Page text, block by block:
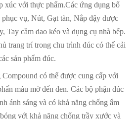
xúc với thực phẩm.Các ứng dụng bổ
vụ, Nút, Gạt tàn, Nắp đậy dược
Tay cầm dao kéo và dụng cụ nhà bếp.
trang trí trong chu trình đúc có thể cải
sản phẩm đúc.
có thể được cung cấp với
màu mờ đến đen. Các bộ phận đúc
ánh sáng và có khả năng chống ẩm
với khả năng chống trầy xước và